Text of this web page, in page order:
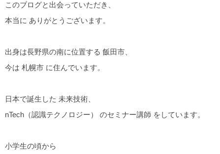
このブログと出会っていただき、
本当に ありがとうございます。
出身は長野県の南に位置する 飯田市、
今は 札幌市 に住んでいます。
日本で誕生した 未来技術、
nTech（認識テクノロジー） のセミナー講師 をしています。
小学生の頃から